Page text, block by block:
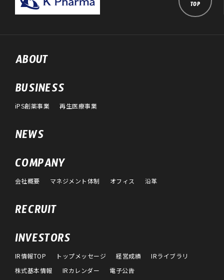
ABOUT
BUSINESS
iPS創薬事業 再生医療事業
NEWS
COMPANY
会社概要 マネジメント体制 オフィス 沿革
RECRUIT
INVESTORS
IR情報TOP トップメッセージ 経営成績
IRライブラリ
株式基本情報
IRカレンダー 電子公告
TOP